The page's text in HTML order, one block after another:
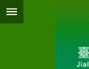
跳到主要內容區塊